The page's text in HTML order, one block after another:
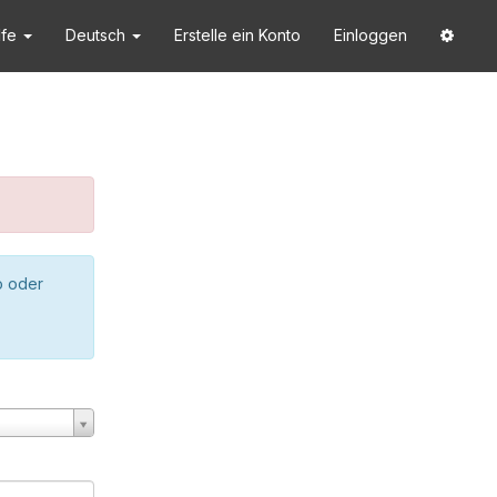
Deutsch Erstelle ein Konto Einloggen
oder